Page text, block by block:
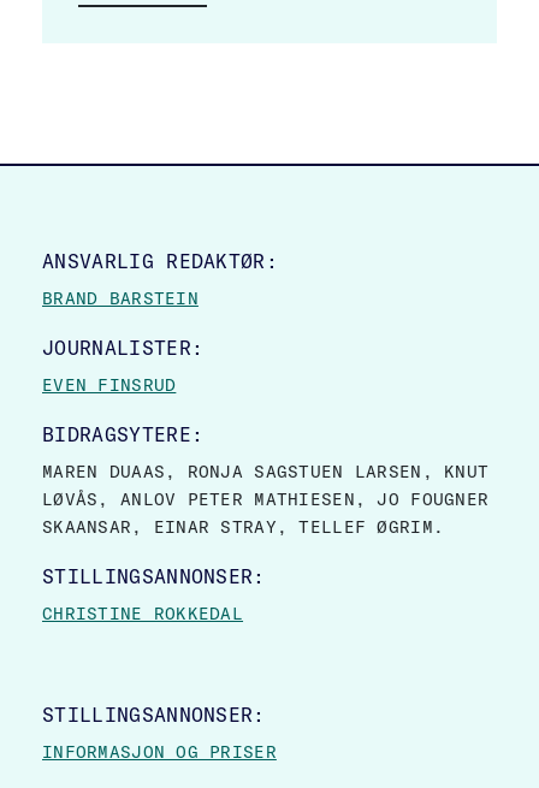
SITE FOOTER
ANSVARLIG REDAKTØR:
BRAND BARSTEIN
JOURNALISTER:
EVEN FINSRUD
BIDRAGSYTERE:
MAREN DUAAS, RONJA SAGSTUEN LARSEN, KNUT
LØVÅS, ANLOV PETER MATHIESEN, JO FOUGNER
SKAANSAR, EINAR STRAY, TELLEF ØGRIM.
STILLINGSANNONSER:
CHRISTINE ROKKEDAL
STILLINGSANNONSER:
INFORMASJON OG PRISER